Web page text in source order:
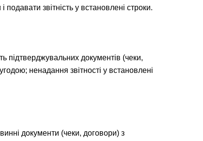
звітність у встановлені строки.
підтверджувальних документів (чеки,
ненадання звітності у встановлені
документи (чеки, договори) з